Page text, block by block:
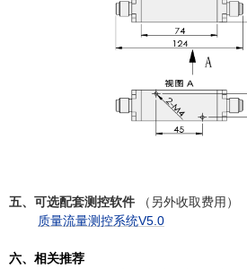
五、可选配套测控软件
（另外收取费用）
质量流量测控系统V5.0
六、相关推荐